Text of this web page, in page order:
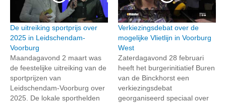
De uitreiking sportprijs over
2025 in Leidschendam-
Voorburg
Maandagavond 2 maart was
de feestelijke uitreiking van de
sportprijzen van
Leidschendam-Voorburg over
2025. De lokale sporthelden
Verkiezingsdebat over de
mogelijke Vlietlijn in Voorburg
West
Zaterdagavond 28 februari
heeft het burgerinitiatief Buren
van de Binckhorst een
verkiezingsdebat
georganiseerd speciaal over